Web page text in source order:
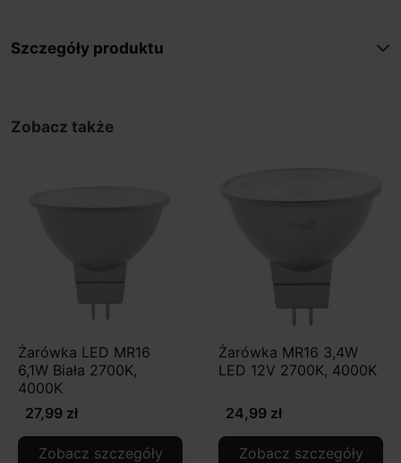
Szczegóły produktu
Zobacz także
Żarówka LED MR16
6,1W Biała 2700K,
4000K
27,99 zł
Zobacz szczegóły
Żarówka MR16 3,4W
LED 12V 2700K, 4000K
24,99 zł
Zobacz szczegóły